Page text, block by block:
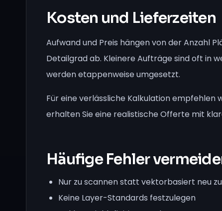
Kosten und Lieferzeiten
Aufwand und Preis hängen von der Anzahl
Detailgrad ab. Kleinere Aufträge sind oft in
werden etappenweise umgesetzt.
Für eine verlässliche Kalkulation empfehlen
erhalten Sie eine realistische Offerte mit
Häufige Fehler
Nur zu scannen statt vektorbasiert neu
Keine Layer-Standards festzulegen